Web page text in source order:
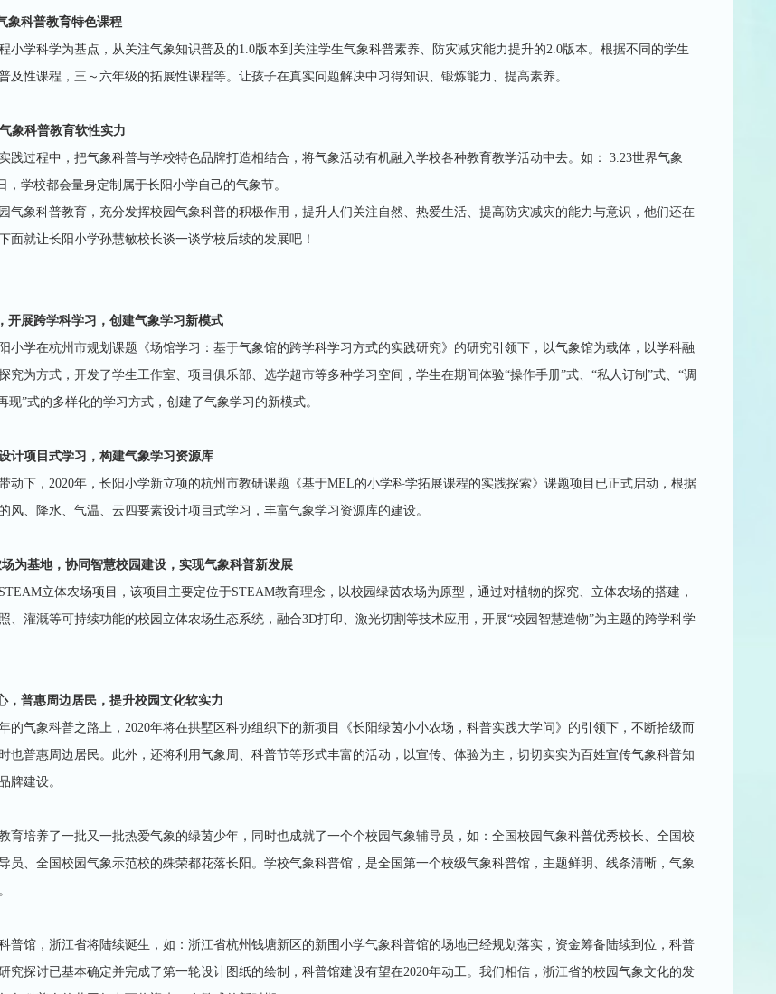
象科普教育特色课程
小学科学为基点，从关注气象知识普及的1.0版本到关注学生气象科普素养、防灾减灾能力提升的2.0版本。根据不同的学生
及性课程，三～六年级的拓展性课程等。让孩子在真实问题解决中习得知识、锻炼能力、提高素养。
象科普教育软性实力
践过程中，把气象科普与学校特色品牌打造相结合，将气象活动有机融入学校各种教育教学活动中去。如： 3.23世界气象
，学校都会量身定制属于长阳小学自己的气象节。
气象科普教育，充分发挥校园气象科普的积极作用，提升人们关注自然、热爱生活、提高防灾减灾的能力与意识，他们还在
面就让长阳小学孙慧敏校长谈一谈学校后续的发展吧！
开展跨学科学习，创建气象学习新模式
小学在杭州市规划课题《场馆学习：基于气象馆的跨学科学习方式的实践研究》的研究引领下，以气象馆为载体，以学科融
究为方式，开发了学生工作室、项目俱乐部、选学超市等多种学习空间，学生在期间体验“操作手册”式、“私人订制”式、“调
现”式的多样化的学习方式，创建了气象学习的新模式。
计项目式学习，构建气象学习资源库
动下，2020年，长阳小学新立项的杭州市教研课题《基于MEL的小学科学拓展课程的实践探索》课题项目已正式启动，根据
风、降水、气温、云四要素设计项目式学习，丰富气象学习资源库的建设。
为基地，协同智慧校园建设，实现气象科普新发展
立体农场项目，该项目主要定位于STEAM教育理念，以校园绿茵农场为原型，通过对植物的探究、立体农场的搭建，
、灌溉等可持续功能的校园立体农场生态系统，融合3D打印、激光切割等技术应用，开展“校园智慧造物”为主题的跨学科学
，普惠周边居民，提升校园文化软实力
的气象科普之路上，2020年将在拱墅区科协组织下的新项目《长阳绿茵小小农场，科普实践大学问》的引领下，不断拾级而
也普惠周边居民。此外，还将利用气象周、科普节等形式丰富的活动，以宣传、体验为主，切切实实为百姓宣传气象科普知
牌建设。
育培养了一批又一批热爱气象的绿茵少年，同时也成就了一个个校园气象辅导员，如：全国校园气象科普优秀校长、全国校
员、全国校园气象示范校的殊荣都花落长阳。学校气象科普馆，是全国第一个校级气象科普馆，主题鲜明、线条清晰，气象
普馆，浙江省将陆续诞生，如：浙江省杭州钱塘新区的新围小学气象科普馆的场地已经规划落实，资金筹备陆续到位，科普
究探讨已基本确定并完成了第一轮设计图纸的绘制，科普馆建设有望在2020年动工。我们相信，浙江省的校园气象文化的发